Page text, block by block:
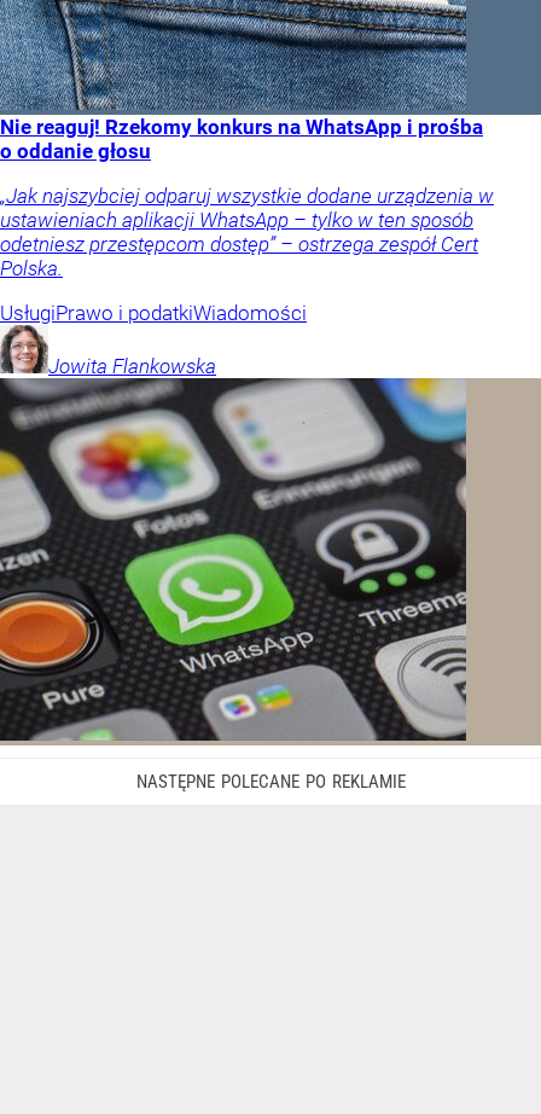
Nie reaguj! Rzekomy konkurs na WhatsApp i prośba
o oddanie głosu
„Jak najszybciej odparuj wszystkie dodane urządzenia w
ustawieniach aplikacji WhatsApp – tylko w ten sposób
odetniesz przestępcom dostęp” – ostrzega zespół Cert
Polska.
UsługiPrawo i podatkiWiadomości
Jowita Flankowska